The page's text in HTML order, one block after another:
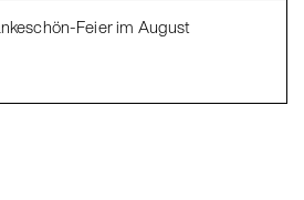
Feier im August